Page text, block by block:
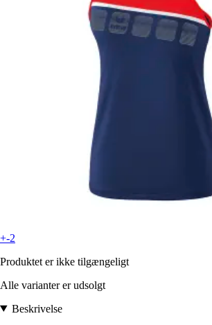
+-2
Produktet er ikke tilgængeligt
Alle varianter er udsolgt
Beskrivelse